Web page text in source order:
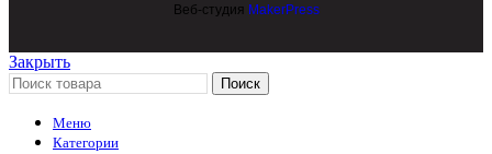
Веб-студия MakerPress
Закрыть
Поиск
Меню
Категории